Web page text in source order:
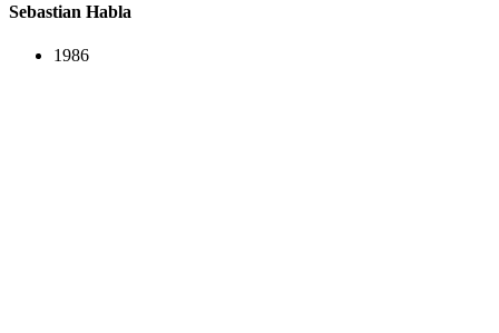
Sebastian Habla
1986